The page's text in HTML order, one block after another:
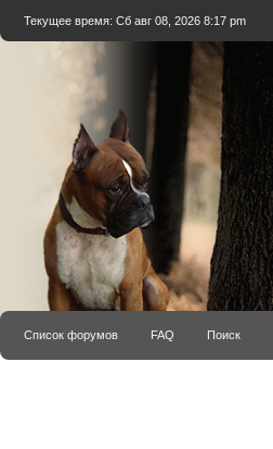
Текущее время: Сб авг 08, 2026 8:17 pm
Список форумов FAQ Поиск